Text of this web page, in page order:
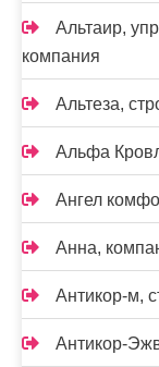
Альтаир,
компания
Альтеза,
Альфа
Ангел
Анна,
Антикор-м,
Антикор-